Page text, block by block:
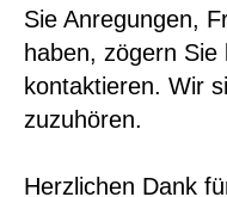
Sie Anregungen,
haben, zögern
kontaktieren. Wir
zuzuhören.
Herzlichen Dank